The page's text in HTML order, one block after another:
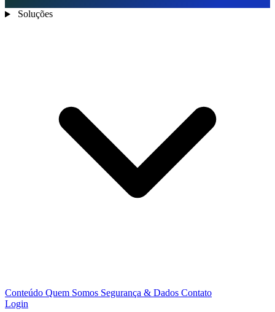
Soluções
Conteúdo Quem Somos Segurança & Dados Contato
Login